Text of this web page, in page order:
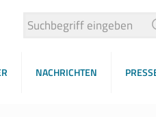
NACHRICHTEN